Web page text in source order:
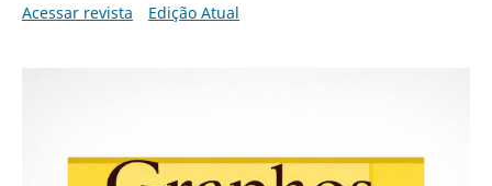
Acessar revista
Edição Atual